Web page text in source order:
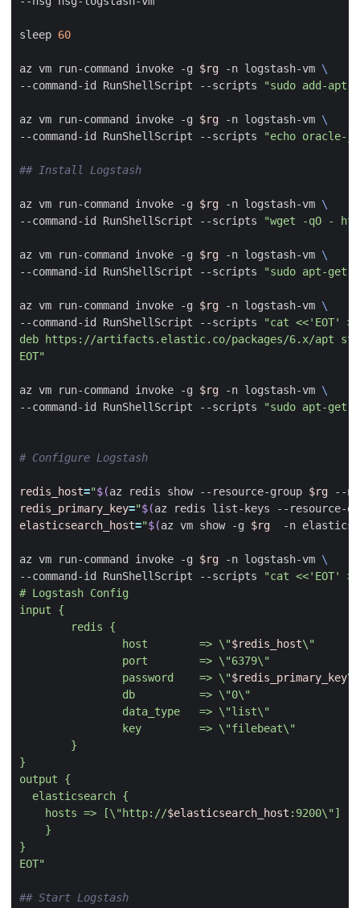
sleep 60
az vm run-command invoke -g $rg -n logstash-vm
--command-id RunShellScript --scripts
"sudo add-apt-
az vm run-command invoke -g $rg -n logstash-vm
--command-id RunShellScript --scripts
"echo oracle-
## Install Logstash
az vm run-command invoke -g $rg -n logstash-vm
--command-id RunShellScript --scripts
"wget -qO -
az vm run-command invoke -g $rg -n logstash-vm
--command-id RunShellScript --scripts
"sudo apt-get
az vm run-command invoke -g $rg -n logstash-vm
--command-id RunShellScript --scripts
EOT"
az vm run-command invoke -g $rg -n logstash-vm
--command-id RunShellScript --scripts
"sudo apt-get
# Configure Logstash
redis_host="$(az redis show --resource-group $rg --
redis_primary_key="$(az redis list-keys --resource-
elasticsearch_host="$(az vm show -g $rg
-n
az vm run-command invoke -g $rg -n logstash-vm
--command-id RunShellScript --scripts
                host        => \"
$redis_host
                password    => \"
$redis_primary_key
    hosts => [\"http://
$elasticsearch_host
EOT"
## Start Logstash